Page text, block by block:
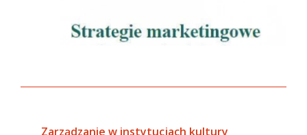
Zarządzanie w instytucjach kultury